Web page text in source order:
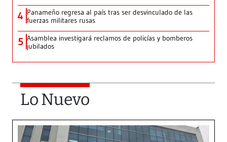
4 Panameño regresa al país tras ser desvinculado de las
fuerzas militares rusas
5 Asamblea investigará reclamos de policías y bomberos
jubilados
Lo Nuevo